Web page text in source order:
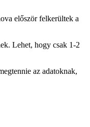
először felkerültek a
Lehet, hogy csak 1-2
az adatoknak,